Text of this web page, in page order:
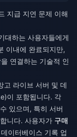
지급 지연 문제 이해
대하는 사용자들에게
이내에 완료되지만,
연결하는 기술적 인
고 라이브 서버 및 데
이 포함됩니다. 각
있으며, 특히 서버
니다. 사용자가 구매
이터베이스 기록 업